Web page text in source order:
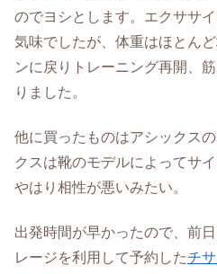
のでヨシとします。エクササ
気味でしたが、体重はほとん
ンに戻りトレーニング再開、
りました。
他に買ったものはアシックス
クスは靴のモデルによってサ
やはり相性が悪いみたい。
出発時間が早かったので、前
レージを利用して予約したチ